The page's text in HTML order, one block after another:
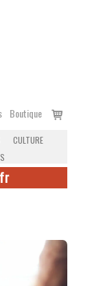
Boutique
Voir
CULTURE